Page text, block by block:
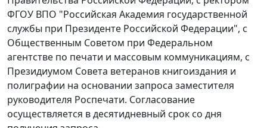
ФГОУ ВПО "Российская Академия государственной
службы при Президенте Российской Федерации", с
Общественным Советом при Федеральном
агентстве по печати и массовым коммуникациям, с
Президиумом Совета ветеранов книгоиздания и
полиграфии на основании запроса заместителя
руководителя Роспечати. Согласование
осуществляется в десятидневный срок со дня